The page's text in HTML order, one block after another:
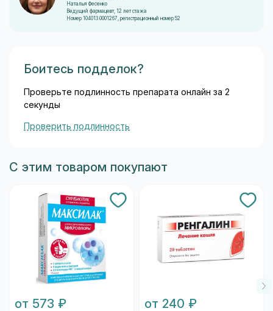
Наталья Фесенко
Ведущий фармацевт, 12 лет стажа
Номер 104013 0001267, регистрационный номер 52
Боитесь подделок?
Проверьте подлинность препарата онлайн за 2
секунды
Проверить подлинность
С этим товаром покупают
от 573 ₽ от 240 ₽